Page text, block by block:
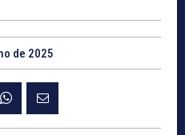
de 2025